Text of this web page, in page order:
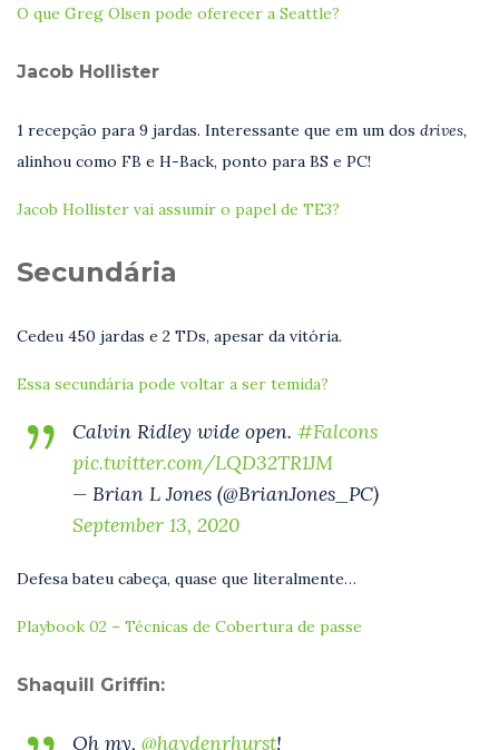
O que Greg Olsen pode oferecer a Seattle?
Jacob Hollister
1 recepção para 9 jardas. Interessante que em um dos drives,
alinhou como FB e H-Back, ponto para BS e PC!
Jacob Hollister vai assumir o papel de TE3?
Secundária
Cedeu 450 jardas e 2 TDs, apesar da vitória.
Essa secundária pode voltar a ser temida?
Calvin Ridley wide open. #Falcons
pic.twitter.com/LQD32TR1JM
— Brian L Jones (@BrianJones_PC)
September 13, 2020
Defesa bateu cabeça, quase que literalmente…
Playbook 02 – Técnicas de Cobertura de passe
Shaquill Griffin:
Oh my, @haydenrhurst!